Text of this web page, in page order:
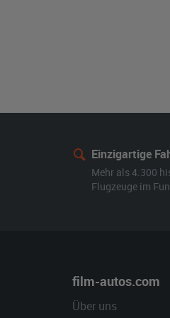
Einzigartige
Mehr als 4.300
Flugzeuge im
film-autos.com
Über uns